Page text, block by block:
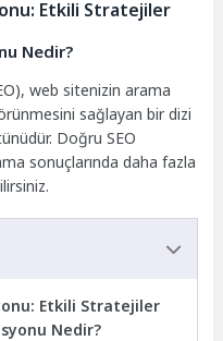
Etkili Stratejiler
Nedir?
web sitenizin arama
sağlayan bir dizi
Doğru SEO
sonuçlarında daha fazla
Etkili Stratejiler
Nedir?